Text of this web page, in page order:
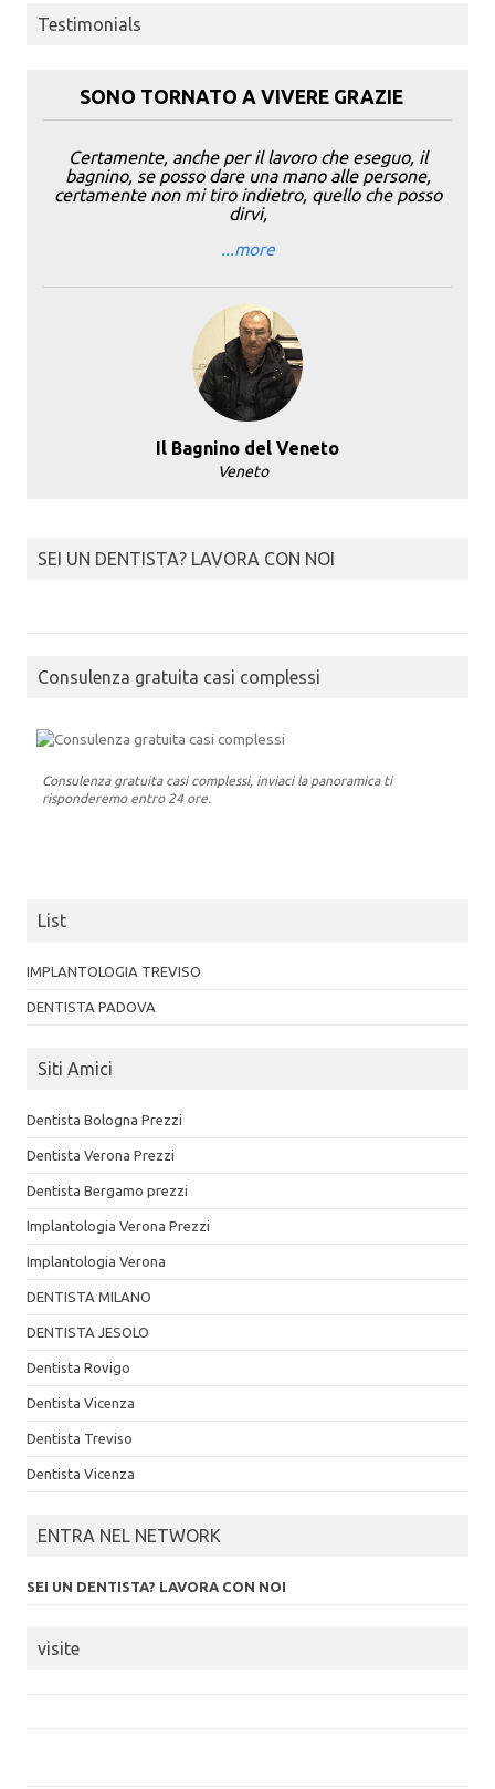
Testimonials
SONO TORNATO A VIVERE GRAZIE
Certamente, anche per il lavoro che eseguo, il
bagnino, se posso dare una mano alle persone,
certamente non mi tiro indietro, quello che posso
dirvi,
...more
Il Bagnino del Veneto
Veneto
SEI UN DENTISTA? LAVORA CON NOI
Consulenza gratuita casi complessi
Consulenza gratuita casi complessi, inviaci la panoramica ti
risponderemo entro 24 ore.
List
IMPLANTOLOGIA TREVISO
DENTISTA PADOVA
Siti Amici
Dentista Bologna Prezzi
Dentista Verona Prezzi
Dentista Bergamo prezzi
Implantologia Verona Prezzi
Implantologia Verona
DENTISTA MILANO
DENTISTA JESOLO
Dentista Rovigo
Dentista Vicenza
Dentista Treviso
Dentista Vicenza
ENTRA NEL NETWORK
SEI UN DENTISTA? LAVORA CON NOI
visite